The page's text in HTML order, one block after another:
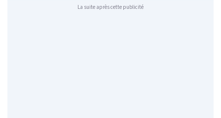
La suite après cette publicité